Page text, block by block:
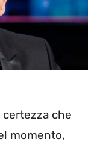
che
momento,